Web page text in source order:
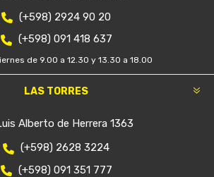
(+598) 2924 90 20
(+598) 091 418 637
de 9.00 a 12.30 y 13.30 a 18.00
LAS TORRES
Alberto de Herrera 1363
(+598) 2628 3224
(+598) 091 351 777